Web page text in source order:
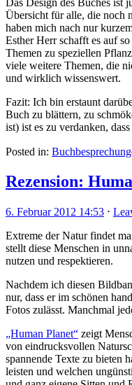
Übersicht für alle, die noch
haben mich nach nur
Esther Herr schafft es auf
Themen zu speziellen
viele weitere Themen, die
und wirklich wissenswert.
Fazit: Ich bin erstaunt
Buch zu blättern, zu
ist) ist es zu verdanken,
Posted in:
Rezension:
6. Februar 2012 14:53 ⋅
Extreme der Natur findet
stellt diese Menschen in
nutzen und respektieren.
Nachdem ich diesen
nur, dass er im schönen
Fotos zulässt. Manchmal
„Human Planet“ zeigt
von eindrucksvollen
spannende Texte zu bieten
leisten und welchen